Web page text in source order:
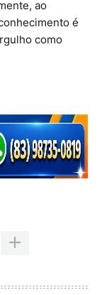
ao
é
como